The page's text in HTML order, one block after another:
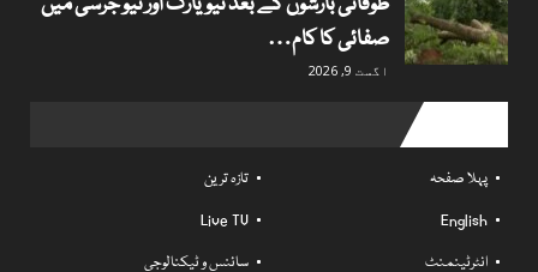
صفائی کا کام…
اگست 9, 2026
پہلا صفحہ
تازہ ترین
English
Live TV
انٹرٹینمنٹ
سائنس و ٹیکنالوجی